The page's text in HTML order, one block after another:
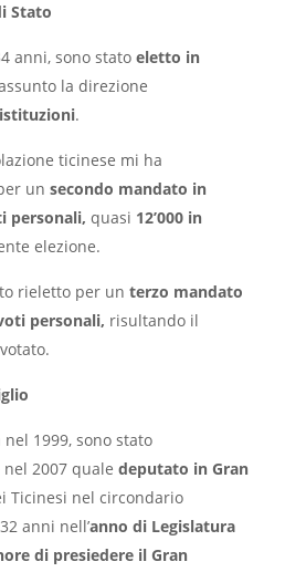
Stato
anni, sono stato eletto in
la direzione
.
ticinese mi ha
un secondo mandato in
personali, quasi 12’000 in
elezione.
rieletto per un terzo mandato
personali, risultando il
1999, sono stato
2007 quale deputato in Gran
Ticinesi nel circondario
anni nell’anno di Legislatura
di presiedere il Gran